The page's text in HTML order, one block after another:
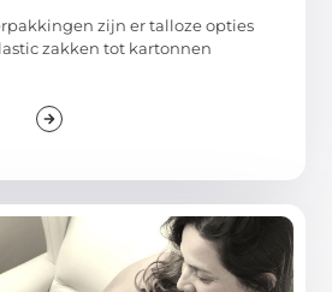
zijn er talloze opties
zakken tot kartonnen